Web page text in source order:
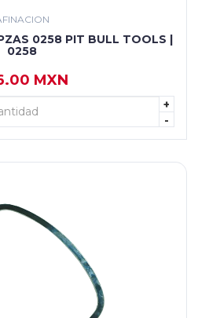
0258 PIT BULL TOOLS |
0258
MXN
+
-